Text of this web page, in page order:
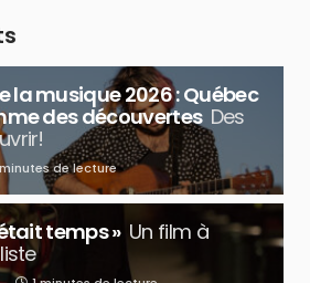
la musique 2026 : Québec
des découvertes Des
de lecture
temps » Un film à